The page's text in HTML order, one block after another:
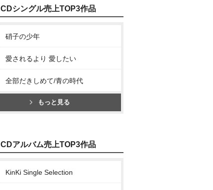
CDシングル売上TOP3作品
硝子の少年
愛されるより 愛したい
全部だきしめて/青の時代
もっと見る
CDアルバム売上TOP3作品
KinKi Single Selection